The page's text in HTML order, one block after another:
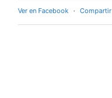
Ver en Facebook · Compartir